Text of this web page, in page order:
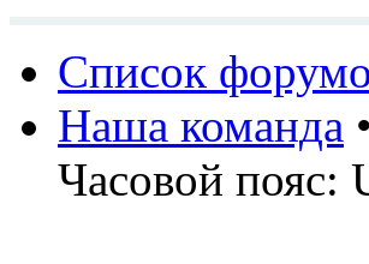
Список
Наша команда •
Часовой пояс: